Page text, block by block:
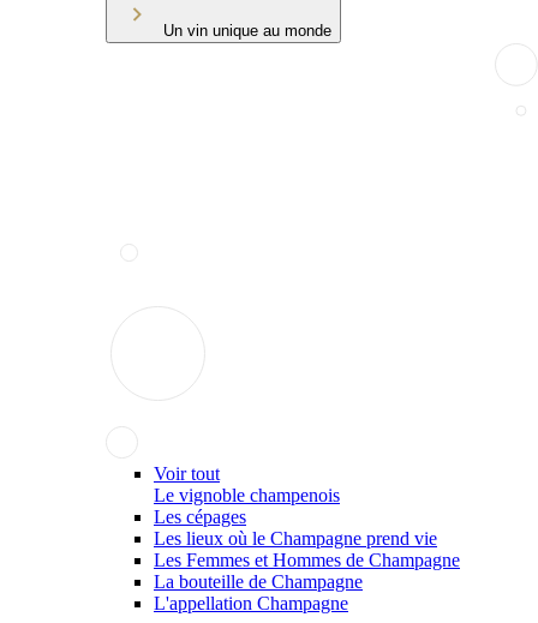
Un vin unique au monde
Voir tout
Le vignoble champenois
Les cépages
Les lieux où le Champagne prend vie
Les Femmes et Hommes de Champagne
La bouteille de Champagne
L'appellation Champagne